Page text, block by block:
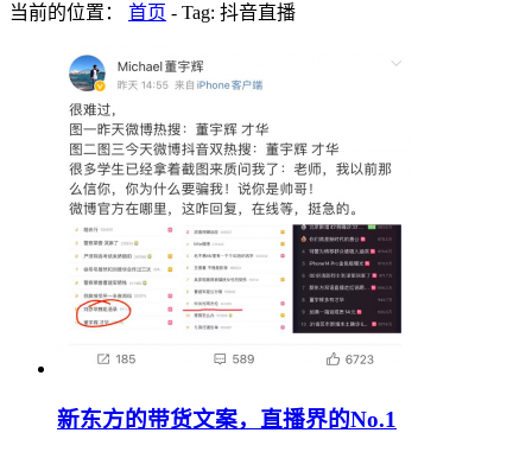
当前的位置： 首页 - Tag: 抖音直播
新东方的带货文案，直播界的No.1